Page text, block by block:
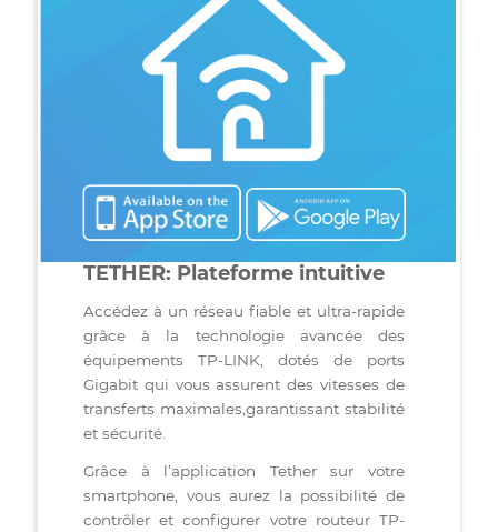
transparente mois après mois. Et pour bien
votre premier mois de télévision est offert. Rejoignez
milliers de foyers québécois qui font confiance à
VOIR LES AUTRES FORFAITS DUO